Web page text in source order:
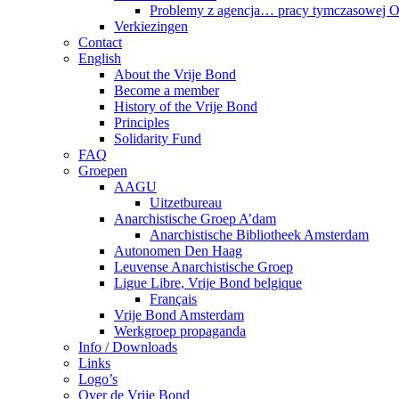
Problemy z agencja… pracy tymczasowej
Verkiezingen
Contact
English
About the Vrije Bond
Become a member
History of the Vrije Bond
Principles
Solidarity Fund
FAQ
Groepen
AAGU
Uitzetbureau
Anarchistische Groep A’dam
Anarchistische Bibliotheek Amsterdam
Autonomen Den Haag
Leuvense Anarchistische Groep
Ligue Libre, Vrije Bond belgique
Français
Vrije Bond Amsterdam
Werkgroep propaganda
Info / Downloads
Links
Logo’s
Over de Vrije Bond